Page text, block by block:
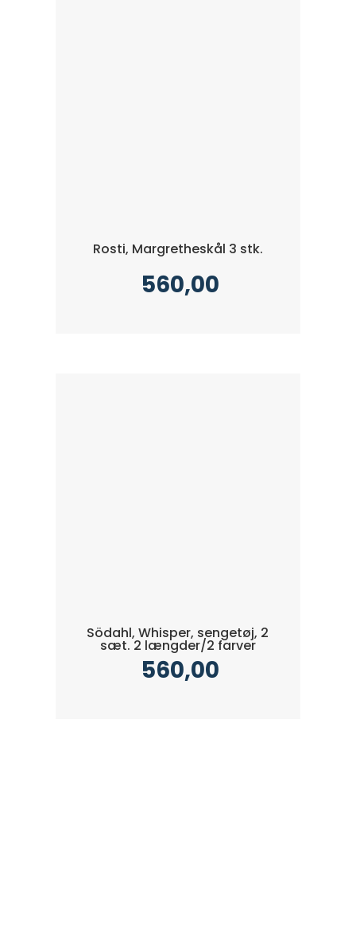
Rosti, Margretheskål 3 stk.
560,00
Södahl, Whisper, sengetøj, 2
sæt. 2 længder/2 farver
560,00